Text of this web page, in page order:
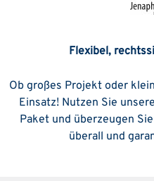
Flexibel,
Ob großes Projekt oder
Einsatz! Nutzen Sie
Paket und überzeugen
überall und